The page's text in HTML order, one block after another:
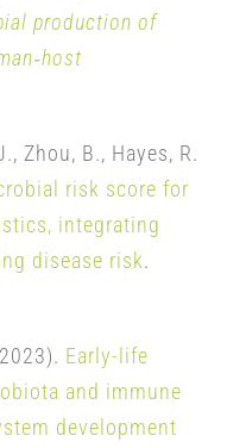
production of
Zhou, B., Hayes, R.
risk score for
integrating
disease risk.
Early-life
and immune
development